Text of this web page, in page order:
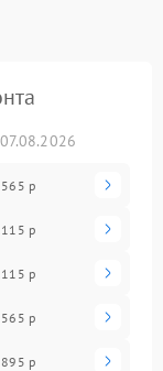
565 р
р
р
565 р
895 р